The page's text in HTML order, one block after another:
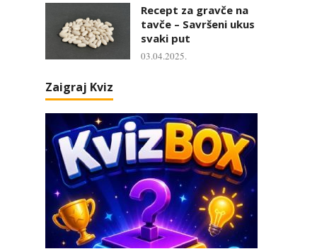
Recept za gravče na
tavče – Savršeni ukus
svaki put
03.04.2025.
Zaigraj Kviz